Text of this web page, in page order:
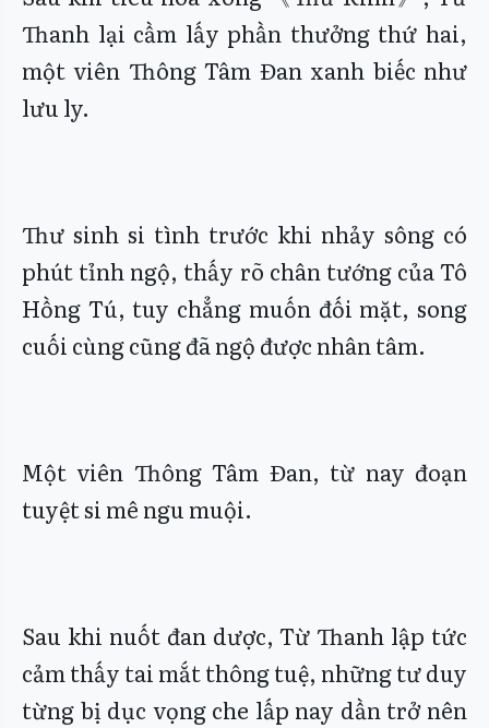
Thanh lại cầm lấy phần thưởng thứ hai,
một viên Thông Tâm Đan xanh biếc như
lưu ly.
Thư sinh si tình trước khi nhảy sông có
phút tỉnh ngộ, thấy rõ chân tướng của Tô
Hồng Tú, tuy chẳng muốn đối mặt, song
cuối cùng cũng đã ngộ được nhân tâm.
Một viên Thông Tâm Đan, từ nay đoạn
tuyệt si mê ngu muội.
Sau khi nuốt đan dược, Từ Thanh lập tức
cảm thấy tai mắt thông tuệ, những tư duy
từng bị dục vọng che lấp nay dần trở nên